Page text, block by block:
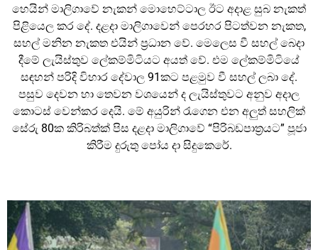
හෙයින් මාලිගාවේ නැකන් මොහෙට්ටාල ඊට අදාළ සුබ නැකත්
පිළියෙල කර දේ. දළදා මාලිගාවෙන් පෙරහර පිටත්වන නැකත,
සහල් මනින නැකත එයින් ප්‍රධාන වේ. මෙලෙස වී සහල් බෙදා
දීමේ ලැයිස්තුව ලේකම්මිටියට අයත් වේ. එම ලේකම්මිටියේ
සඳහන් පරිදි විහාර දේවාල 91කට පළමුව වී සහල් ලබා දේ.
පසුව දෙවන හා තෙවන වශයෙන් ද ලැයිස්තුවට අනුව අදාල
කොටස් වෙන්කර දෙයි. මේ අයුරින් රැගෙන එන අලුත් සහලික්
සේරු 80ක කිරිබත්ක් පිස දළද‍ා මාලිගාවේ “පිරිබඩපාත්‍රයට” පූජා
කිරීම දුරුතු පෝය දා සිදුකෙරේ.